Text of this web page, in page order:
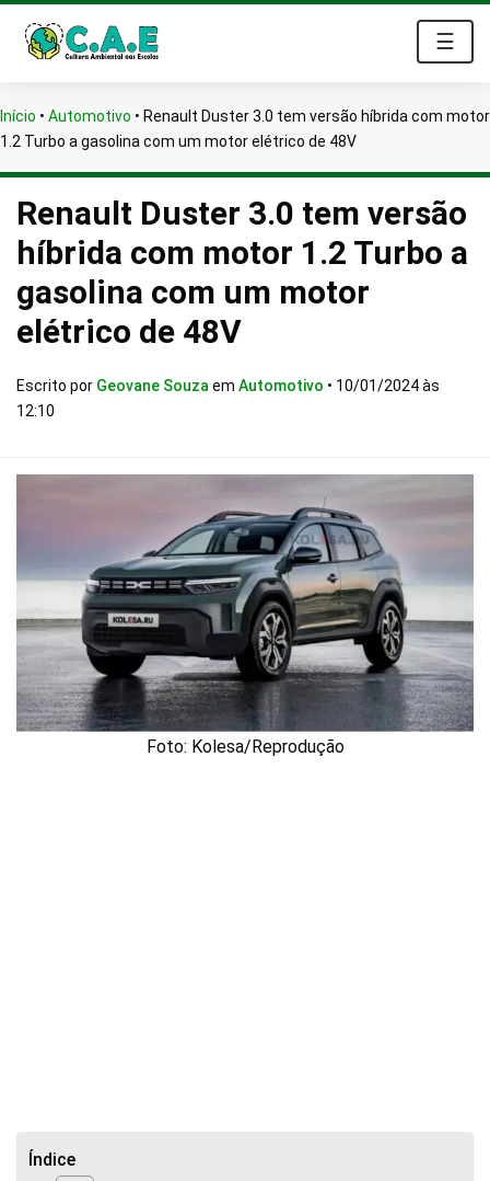
☰
Início • Automotivo • Renault Duster 3.0 tem versão híbrida com motor
1.2 Turbo a gasolina com um motor elétrico de 48V
Renault Duster 3.0 tem versão
híbrida com motor 1.2 Turbo a
gasolina com um motor
elétrico de 48V
Escrito por Geovane Souza em Automotivo • 10/01/2024 às
12:10
Foto: Kolesa/Reprodução
Índice